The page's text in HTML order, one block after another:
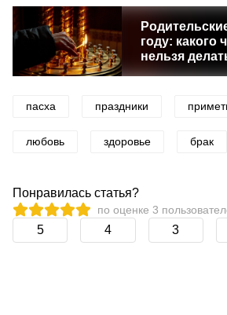
году: какого
нельзя
пасха праздники
любовь здоровье брак
Понравилась статья?
по оценке 3
5 4 3